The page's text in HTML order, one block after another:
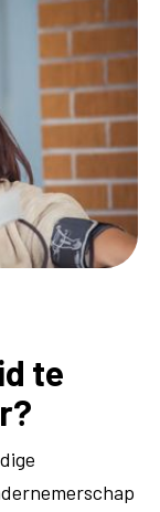
te